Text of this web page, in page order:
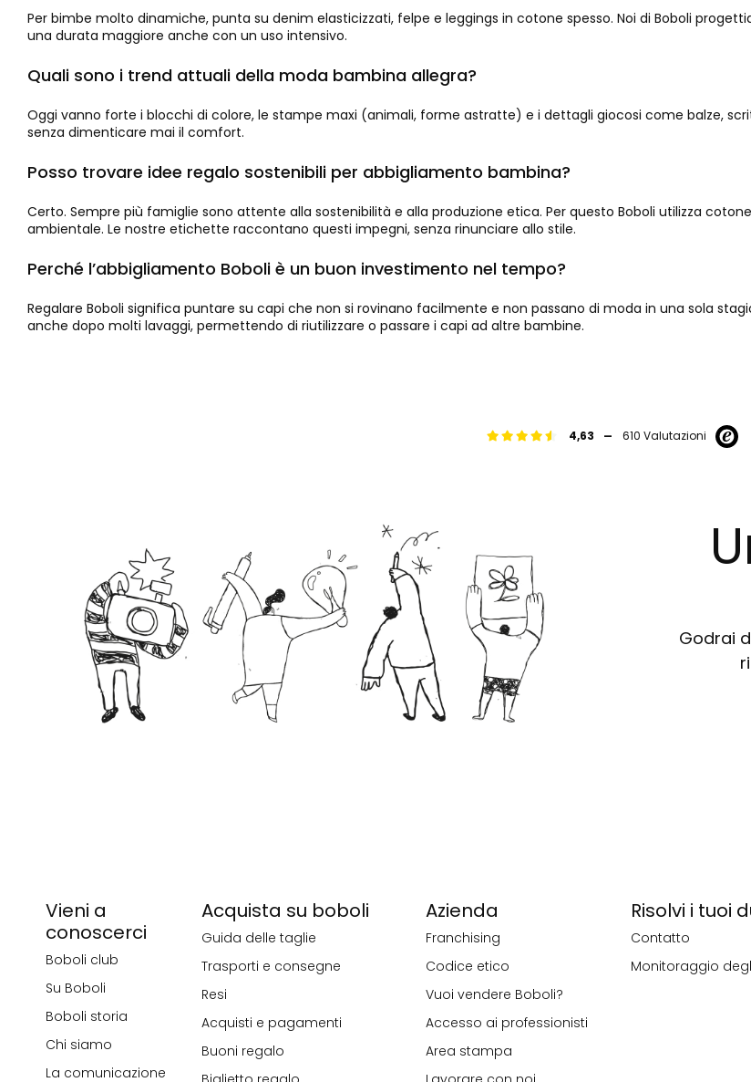
Per bimbe molto dinamiche, punta su denim elasticizzati, felpe e leggings in cotone spesso. Noi di Boboli
una durata maggiore anche con un uso intensivo.
Quali sono i trend attuali della moda bambina allegra?
Oggi vanno forte i blocchi di colore, le stampe maxi (animali, forme astratte) e i dettagli giocosi come balze,
senza dimenticare mai il comfort.
Posso trovare idee regalo sostenibili per abbigliamento bambina?
Certo. Sempre più famiglie sono attente alla sostenibilità e alla produzione etica. Per questo Boboli utilizza
ambientale. Le nostre etichette raccontano questi impegni, senza rinunciare allo stile.
Perché l’abbigliamento Boboli è un buon investimento nel tempo?
Regalare Boboli significa puntare su capi che non si rovinano facilmente e non passano di moda in una sola
anche dopo molti lavaggi, permettendo di riutilizzare o passare i capi ad altre bambine.
4,63 - 610 Valutazioni
Godrai
Vieni a
conoscerci
Boboli club
Su Boboli
Boboli storia
Chi siamo
La comunicazione
Acquista su boboli
Guida delle taglie
Trasporti e consegne
Resi
Acquisti e pagamenti
Buoni regalo
Azienda
Franchising
Codice etico
Vuoi vendere Boboli?
Accesso ai professionisti
Area stampa
Risolvi i tuoi
Contatto
Monitoraggio